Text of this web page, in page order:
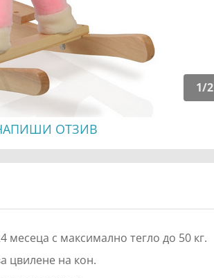
ОТЗИВ
1/2
с максимално тегло до 50 кг.
цвилене на кон.